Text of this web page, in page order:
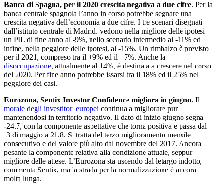
Banca di Spagna, per il 2020 crescita negativa a due cifre. Per la
banca centrale spagnola l’anno in corso potrebbe segnare una
crescita negativa dell’economia a due cifre. I tre scenari disegnati
dall’istituto centrale di Madrid, vedono nella migliore delle ipotesi
un PIL di fine anno al -9%, nello scenario intermedio al -11% ed
infine, nella peggiore delle ipotesi, al -15%. Un rimbalzo è previsto
per il 2021, compreso tra il +9% ed il +7%. Anche la
disoccupazione, attualmente al 14%, è destinata a crescere nel corso
del 2020. Per fine anno potrebbe issarsi tra il 18% ed il 25% nel
peggiore dei casi.
Eurozona, Sentix Investor Confidence migliora in giugno. Il
morale degli investitori europei continua a migliorare pur
mantenendosi in territorio negativo. Il dato di inizio giugno segna
-24.7, con la componente aspettative che torna positiva e passa dal
-3 di maggio a 21.8. Si tratta del terzo miglioramento mensile
consecutivo e del valore più alto dal novembre del 2017. Ancora
pesante la componente relativa alla condizione attuale, seppur
migliore delle attese. L’Eurozona sta uscendo dal letargo indotto,
commenta Sentix, ma la strada per la normalizzazione è ancora
molta lunga.